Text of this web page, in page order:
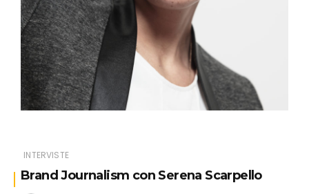
INTERVISTE
Brand Journalism con Serena Scarpello